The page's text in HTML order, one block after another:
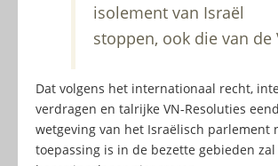
isolement van Israël
stoppen, ook die van de
Dat volgens het internationaal recht,
verdragen en talrijke VN-Resoluties
wetgeving van het Israëlisch parlement
toepassing is in de bezette gebieden